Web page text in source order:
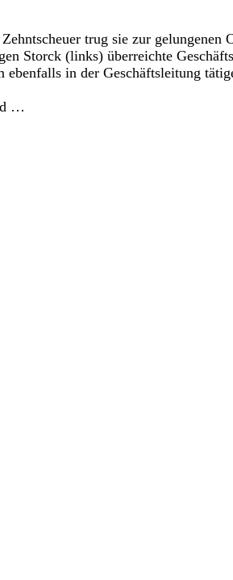
trug sie zur
Storck (links) überreichte
in der Geschäftsleitung
…